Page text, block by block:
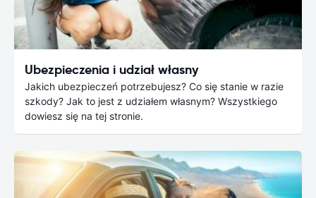
Ubezpieczenia i udział własny
Jakich ubezpieczeń potrzebujesz? Co się stanie w razie
szkody? Jak to jest z udziałem własnym? Wszystkiego
dowiesz się na tej stronie.